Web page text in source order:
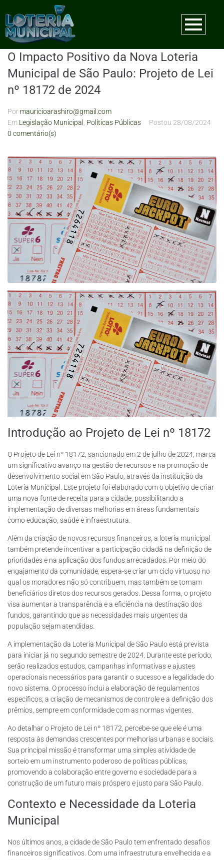
O Impacto Positivo da Nova Loteria
Municipal de São Paulo: Projeto de Lei
nº 18172 de 2024
Por mauricioarashiro@gmail.com
Em Legislação Municipal Políticas Públicas Postou 28/08/2024
0 comentário(s)
Introdução ao Projeto de Lei nº 18172
O Projeto de Lei nº 18172, sancionado em 2 de julho de 2024, marca
um significativo avanço na gestão de recursos e na promoção de
desenvolvimento social em São Paulo, através da instituição da
Loteria Municipal. Este projeto foi elaborado com o objetivo de criar
uma nova fonte de receita para a cidade, possibilitando a
implementação de diversas melhorias em áreas fundamentais
como educação, saúde e infraestrutura.
Além da criação de novos recursos financeiros, a loteria municipal
também pretende incentivar a participação cidadã na definição de
prioridades e na aplicação dos fundos arrecadados. Por meio do
engajamento da comunidade, espera-se criar um ciclo virtuoso no
qual os moradores não só contribuem, mas também se tornam
beneficiários diretos dos recursos gerados. Dessa forma, o projeto
visa aumentar a transparência e a eficiência na destinação dos
fundos, garantindo que as necessidades mais urgentes da
população sejam atendidas.
A implementação da Loteria Municipal de São Paulo está prevista
para iniciar já no segundo semestre de 2024. Durante este período,
serão realizados estudos, campanhas informativas e ajustes
operacionais necessários para garantir o sucesso e a legalidade do
novo sistema. O processo inclui a elaboração de regulamentos
específicos, a criação de mecanismos de controle e a definição dos
prêmios, sempre em conformidade com as normas vigentes.
Ao detalhar o Projeto de Lei nº 18172, percebe-se que ele é uma
resposta às demandas crescentes por melhorias urbanas e sociais.
Sua principal missão é transformar uma simples atividade de
sorteio em um instrumento poderoso de políticas públicas,
promovendo a colaboração entre governo e sociedade para a
construção de um futuro mais próspero e justo para São Paulo.
Contexto e Necessidade da Loteria
Municipal
Nos últimos anos, a cidade de São Paulo tem enfrentado desafios
financeiros significativos. Com uma infraestrutura envelhecida e a